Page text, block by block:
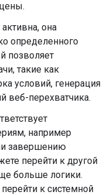
она
определенного
позволяет
такие как
условий, генерация
веб-перехватчика.
например
завершению
перейти к другой
больше логики.
к системной